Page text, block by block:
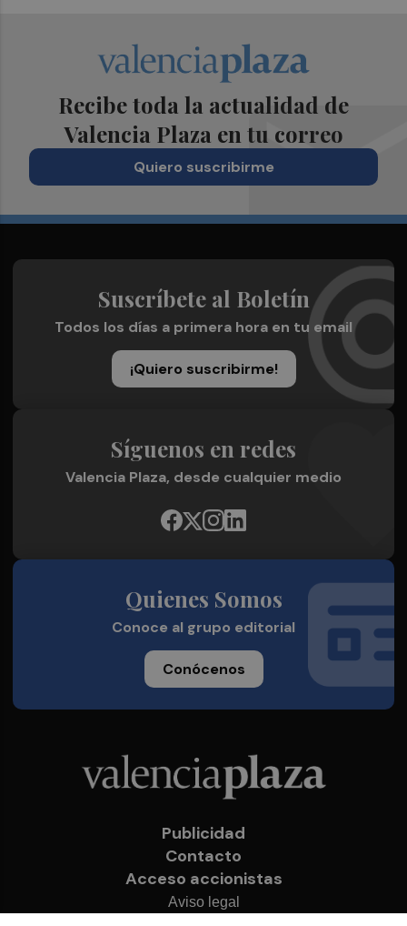
Recibe toda la actualidad de
Valencia Plaza en tu correo
Quiero suscribirme
Suscríbete al Boletín
Todos los días a primera hora en tu email
¡Quiero suscribirme!
Síguenos en redes
Valencia Plaza, desde cualquier medio
Quienes Somos
Conoce al grupo editorial
Conócenos
Publicidad
Contacto
Acceso accionistas
Aviso legal